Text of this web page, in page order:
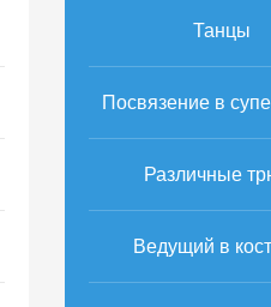
Танцы
Посвязение в
Различные
Ведущий в